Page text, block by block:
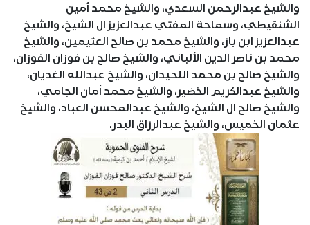
والشيخ عبدالرحمن السعدي، والشيخ محمد أمين
الشنقيطي، وسماحة المفتي عبدالعزيز آل الشيخ، والشيخ
عبدالعزيز ابن باز، والشيخ محمد بن صالح العثيمين، والشيخ
محمد بن ناصر الدين الألباني، والشيخ صالح بن فوزان الفوزان،
والشيخ صالح بن محمد اللحيدان، والشيخ عبدالله الغديان،
والشيخ عبدالكريم الخضير، والشيخ محمد أمان الجامي،
والشيخ صالح آل الشيخ، والشيخ عبدالمحسن العباد، والشيخ
عثمان الخميس، والشيخ عبدالرزاق البدر.